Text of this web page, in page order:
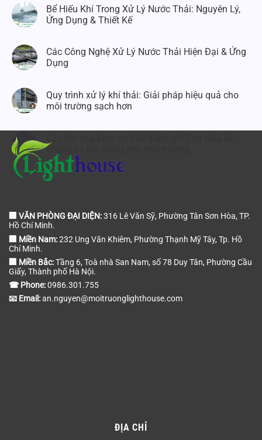
Bể Hiếu Khí Trong Xử Lý Nước Thải: Nguyên Lý,
Ứng Dụng & Thiết Kế
Các Công Nghệ Xử Lý Nước Thải Hiện Đại & Ứng
Dụng
Quy trình xử lý khí thải: Giải pháp hiệu quả cho
môi trường sạch hơn
chúng và tác động đến môi trường
🏢 VĂN PHÒNG ĐẠI DIỆN:316 Lê Văn Sỹ, Phường Tân Sơn Hòa, TP.
Hồ Chí Minh.
🏢 Miền Nam:232 Ung Văn Khiêm, Phường Thạnh Mỹ Tây, Tp. Hồ
Chí Minh.
🏢 Miền Bắc:Tầng 6, Toà nhà San Nam, số 78 Duy Tân, Phường Cầu
Giấy, Thành phố Hà Nội.
☎ Phone:0986.301.755
📧 Email:an.nguyen@moitruonglighthouse.com
ĐỊA CHỈ